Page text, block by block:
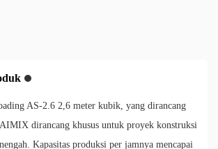
AS-2.6 2,6 meter kubik, yang dirancang
AIMIX dirancang khusus untuk proyek konstruksi
Kapasitas produksi per jamnya mencapai